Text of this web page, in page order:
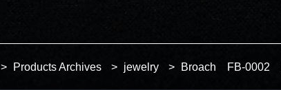
> Products Archives > jewelry > Broach FB-0002